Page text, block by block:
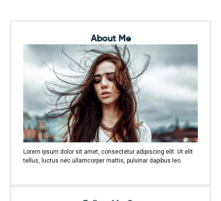
About Me
Lorem ipsum dolor sit amet, consectetur adipiscing elit. Ut elit
tellus, luctus nec ullamcorper mattis, pulvinar dapibus leo.